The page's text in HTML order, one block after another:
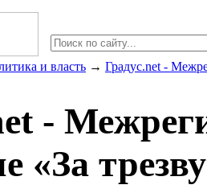
и власть → Градус.net -
-
«За